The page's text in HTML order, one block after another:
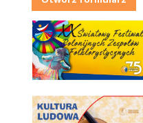
4 godziny temu
Byłeś
Daj nam znać!
17 222 22 22